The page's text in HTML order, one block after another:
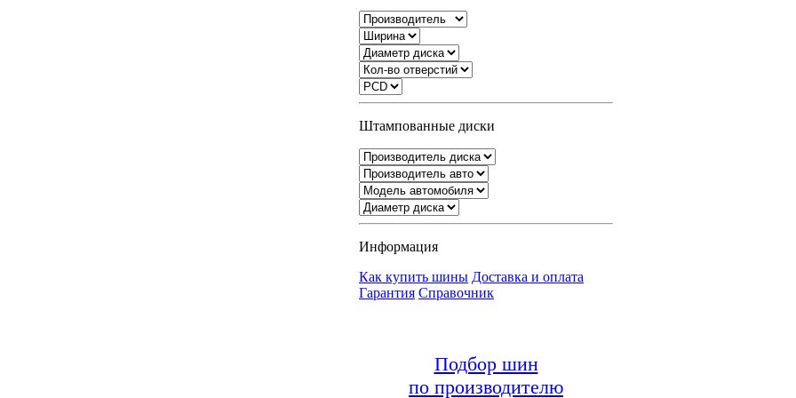
Штампованные диски
Информация
Как купить шины Доставка и оплата
Гарантия Справочник
Подбор шин
по производителю